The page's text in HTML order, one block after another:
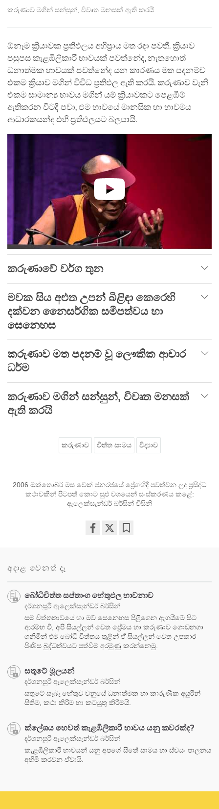
කරුණාව මගින් සන්සුන්, විවෘත මනසක් ඇති කරයි
ඕනෑම ක්‍රියාවක ප්‍රතිඵලය අභිප්‍රාය මත රඳා පවතී. ක්‍රියාව
පසුපස කැළඹිලිකාරී භාවයක් පවත්නේද, නැතහොත්
ධනාත්මක භාවයක් පවත්නේද යන කාරණය මත පදනම්ව
එකම ක්‍රියාව මගින් විවිධ ප්‍රතිඵල ඇති කරයි. කරුණාව වැනි
එකම සාමාන්‍ය භාවය මගින් යම් ක්‍රියාවකට පෙළඹීම්
ඇතිකරන විටදී පවා, එම භාවයේ මානසික හා භාවමය
ආධාරකයන්ද එහි ප්‍රතිඵලයට බලපායි.
කරුණාවේ වර්ග තුන
මවක සිය අළුත උපන් බිළිඳා කෙරෙහි
දක්වන නෛසර්ගික සමීපත්වය හා
සෙනෙහස
කරුණාව මත පදනම් වූ ලෞකික ආචාර
ධර්ම
කරුණාව මගින් සන්සුන්, විවෘත මනසක්
ඇති කරයි
කරුණාව චිත්ත සාමය විද්‍යාව
2006 ඔක්තෝබර් මස චෙක් ජනරජයේ ප්‍රේග්හිදී පවත්වන ලද ප්‍රසිද්ධ
කථාවකින් පිටපත් කොට සුළු වශයෙන් සංස්කරණය කළේ:
ඇලෙක්සැන්ඩර් බර්සින් විසිනි
අදාළ වෙනත් දෑ
‍‍බෝධිචිත්ත සප්තාංග හේතුඵල භාවනාව
දර්ශනසූරී ඇලෙක්සැන්ඩර් බර්සින්
සම චිත්තතාවයේ හා මව් සෙනෙහස පිළිගෙන ඇගයීමේ සිට
ආරම්භ වී, අපි සියල්ලන් වෙත ප්‍රේමය හා කරුණාව ගොඩනගා
ගනිමින් එම බෝධි චිත්තය තුළින් ඒ් සියල්ලන් වෙත උපකාර
පිණිස බුද්ධත්වයට පත්වීම අරමුණු කරන්නෙමු.
සතුටේ මූලයන්
දර්ශනසූරී ඇලෙක්සැන්ඩර් බර්සින්
සතුටේ සැබෑ හේතුව වනුයේ ධනාත්මක හා කාරුණික අයුරින්
සිතීම, කථා කිරීම හා කටයුතු කිරීමයි.
ක්ලේශය හෙවත් කැළඹිලිකාරී භාවය යනු කවරක්ද?
දර්ශනසූරී ඇලෙක්සැන්ඩර් බර්සින්
කැළඹිලිකාරී භාවයන් යනු අපගේ සිතේ සාමය හා ස්වයං පාලනය
අහිමි කරවන ඒ්වායි.